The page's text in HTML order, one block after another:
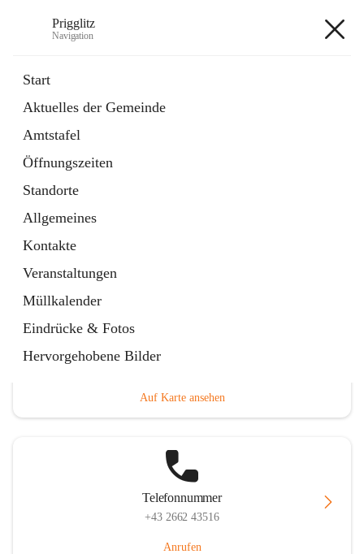
Prigglitz
Navigation
Start
Aktuelles der Gemeinde
Amtstafel
Öffnungszeiten
Standorte
Allgemeines
Kontakte
Veranstaltungen
Müllkalender
Eindrücke & Fotos
Hervorgehobene Bilder
Externe Webseite
in
Tab
Gemeindezeitung
Ordner
öffnet
in
neuem
Tab
Hauptadresse
Auf Karte ansehen
Telefonnummer
+43 2662 43516
Anrufen